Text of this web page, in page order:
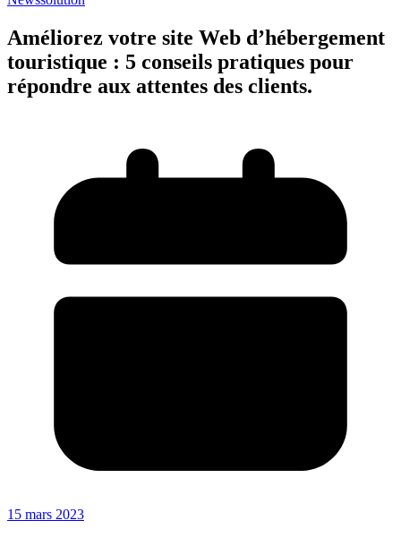
Améliorez votre site Web d’hébergement
touristique : 5 conseils pratiques pour
répondre aux attentes des clients.
15 mars 2023